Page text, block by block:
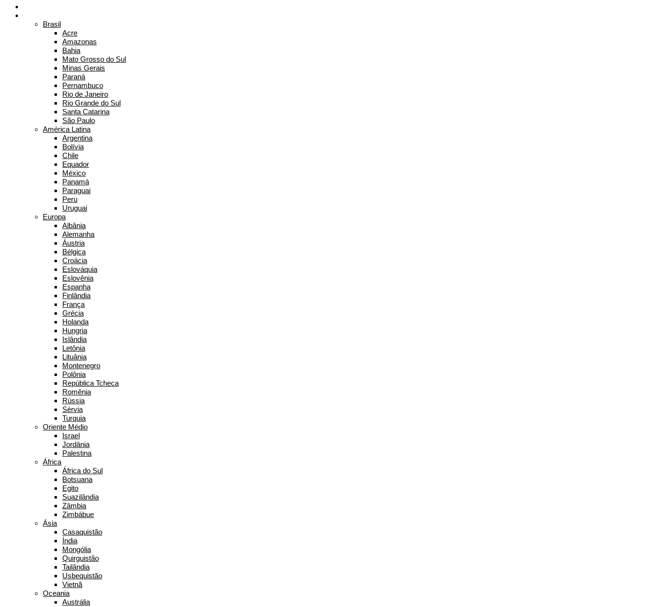
Brasil
Acre
Amazonas
Bahia
Mato Grosso do Sul
Minas Gerais
Paraná
Pernambuco
Rio de Janeiro
Rio Grande do Sul
Santa Catarina
São Paulo
América Latina
Argentina
Bolívia
Chile
Equador
México
Panamá
Paraguai
Peru
Uruguai
Europa
Albânia
Alemanha
Áustria
Bélgica
Croácia
Eslováquia
Eslovênia
Espanha
Finlândia
França
Grécia
Holanda
Hungria
Islândia
Letônia
Lituânia
Montenegro
Polônia
República Tcheca
Romênia
Rússia
Sérvia
Turquia
Oriente Médio
Israel
Jordânia
Palestina
África
África do Sul
Botsuana
Egito
Suazilândia
Zâmbia
Zimbábue
Ásia
Casaquistão
Índia
Mongólia
Quirguistão
Tailândia
Usbequistão
Vietnã
Oceania
Austrália